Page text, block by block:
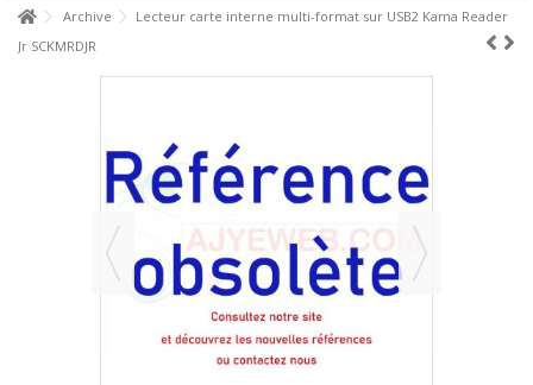
Archive
Lecteur carte interne multi-format sur USB2 Kama Reader
Jr SCKMRDJR